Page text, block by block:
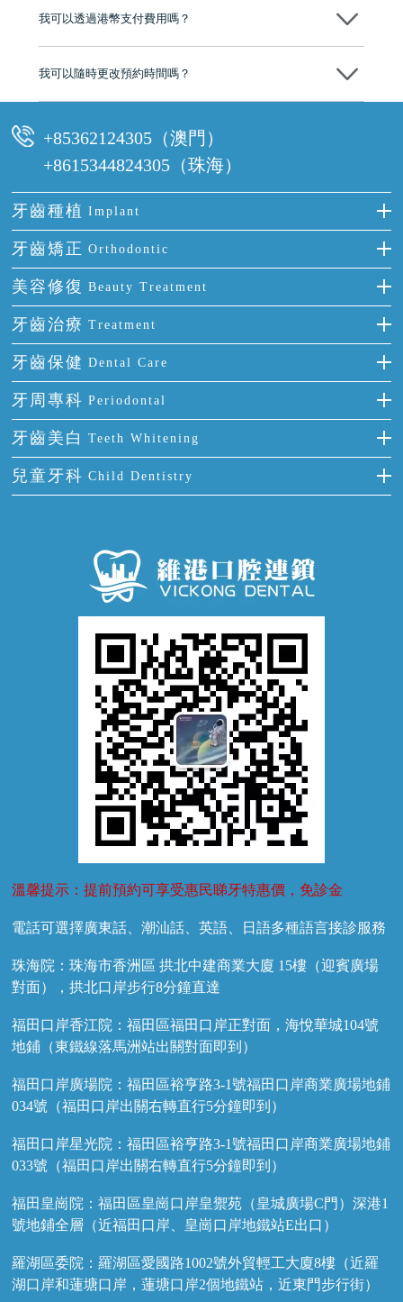
我可以透過港幣支付費用嗎？
我可以隨時更改預約時間嗎？
+85362124305（澳門）
+8615344824305（珠海）
牙齒種植 Implant
種牙
單顆牙缺失
門牙缺失
多顆牙缺失
半口缺失
全口缺失
牙齒矯正 Orthodontic
隱形箍牙
前牙反頜
牙齒擁擠
牙齒前突
牙齒稀疏
美容修復 Beauty Treatment
全瓷牙
烤瓷牙
氟斑牙
四環素牙
活動假牙
牙貼面
牙齒治療 Treatment
補牙
智齒
根管治療
拔牙
牙痛
牙齒保健 Dental Care
正確刷牙
全國愛牙日
預防牙病
牙科通識
牙周專科 Periodontal
牙周炎
牙齦出血
牙齦炎
牙齦萎縮
牙齒美白 Teeth Whitening
冷光美白
兒童牙科 Child Dentistry
溫馨提示：提前預約可享受惠民睇牙特惠價，免診金
電話可選擇廣東話、潮汕話、英語、日語多種語言接診服務
珠海院：珠海市香洲區 拱北中建商業大廈 15樓（迎賓廣場
對面），拱北口岸步行8分鐘直達
福田口岸香江院：福田區福田口岸正對面，海悅華城104號
地鋪（東鐵線落馬洲站出關對面即到）
福田口岸廣場院：福田區裕亨路3-1號福田口岸商業廣場地鋪
034號（福田口岸出關右轉直行5分鐘即到）
福田口岸星光院：福田區裕亨路3-1號福田口岸商業廣場地鋪
033號（福田口岸出關右轉直行5分鐘即到）
福田皇崗院：福田區皇崗口岸皇禦苑（皇城廣場C門）深港1
號地鋪全層（近福田口岸、皇崗口岸地鐵站E出口）
羅湖區委院：羅湖區愛國路1002號外貿輕工大廈8樓（近羅
湖口岸和蓮塘口岸，蓮塘口岸2個地鐵站，近東門步行街）